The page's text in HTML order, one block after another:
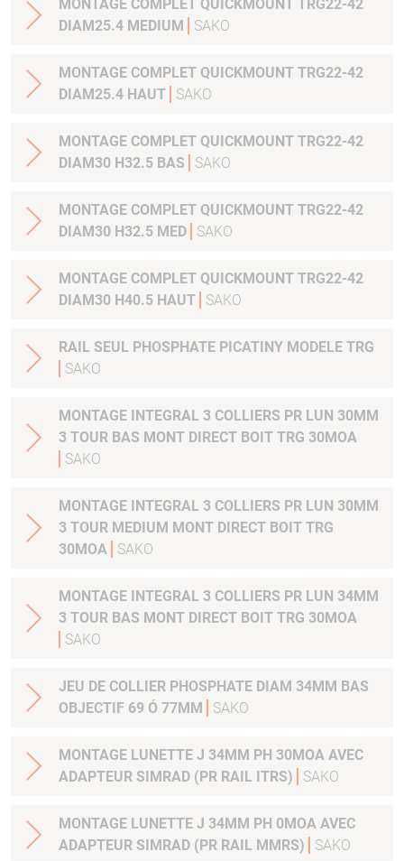
MONTAGE COMPLET QUICKMOUNT TRG22-42
DIAM25.4 MEDIUM
SAKO
MONTAGE COMPLET QUICKMOUNT TRG22-42
DIAM25.4 HAUT
SAKO
MONTAGE COMPLET QUICKMOUNT TRG22-42
DIAM30 H32.5 BAS
SAKO
MONTAGE COMPLET QUICKMOUNT TRG22-42
DIAM30 H32.5 MED
SAKO
MONTAGE COMPLET QUICKMOUNT TRG22-42
DIAM30 H40.5 HAUT
SAKO
RAIL SEUL PHOSPHATE PICATINY MODELE TRG
SAKO
MONTAGE INTEGRAL 3 COLLIERS PR LUN 30MM
3 TOUR BAS MONT DIRECT BOIT TRG 30MOA
SAKO
MONTAGE INTEGRAL 3 COLLIERS PR LUN 30MM
3 TOUR MEDIUM MONT DIRECT BOIT TRG
30MOA
SAKO
MONTAGE INTEGRAL 3 COLLIERS PR LUN 34MM
3 TOUR BAS MONT DIRECT BOIT TRG 30MOA
SAKO
JEU DE COLLIER PHOSPHATE DIAM 34MM BAS
OBJECTIF 69 Ó 77MM
SAKO
MONTAGE LUNETTE J 34MM PH 30MOA AVEC
ADAPTEUR SIMRAD (PR RAIL ITRS)
SAKO
MONTAGE LUNETTE J 34MM PH 0MOA AVEC
ADAPTEUR SIMRAD (PR RAIL MMRS)
SAKO